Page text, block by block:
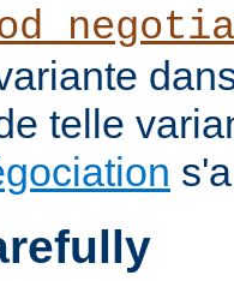
telle